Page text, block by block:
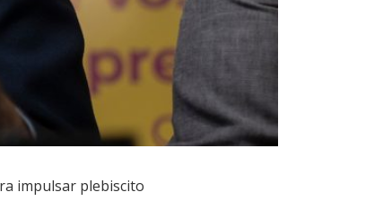
impulsar plebiscito